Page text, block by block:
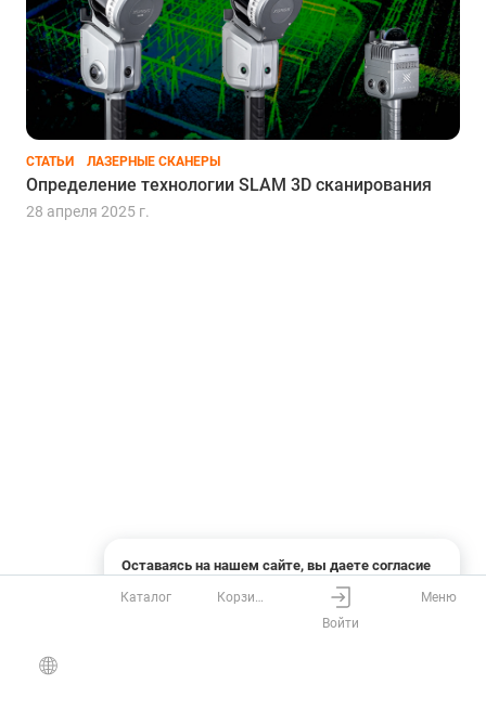
СТАТЬИ ЛАЗЕРНЫЕ СКАНЕРЫ
Определение технологии SLAM 3D сканирования
28 апреля 2025 г.
Оставаясь на нашем сайте, вы даете согласие
на использование файлов cookies и сбор данных
системами веб-аналитики
Каталог
Корзина
Войти
Меню